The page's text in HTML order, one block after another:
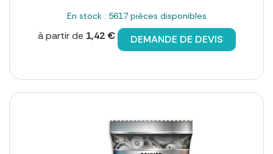
En stock : 5617 pièces disponibles
à partir de 1,42 € DEMANDE DE DEVIS